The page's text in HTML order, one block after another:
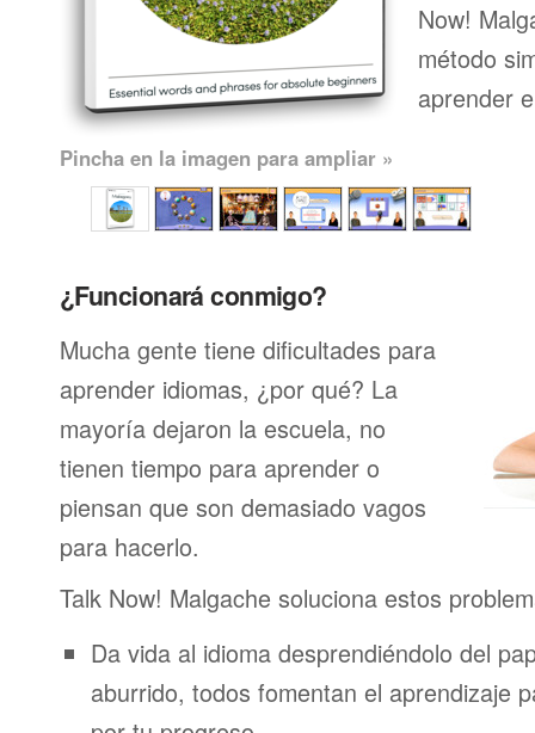
Now!
método
aprender
Pincha en la imagen para ampliar »
¿Funcionará conmigo?
Mucha gente tiene dificultades para
aprender idiomas, ¿por qué? La
mayoría dejaron la escuela, no
tienen tiempo para aprender o
piensan que son demasiado vagos
para hacerlo.
Talk Now! Malgache soluciona estos
Da vida al idioma desprendiéndolo del
aburrido, todos fomentan el aprendizaje